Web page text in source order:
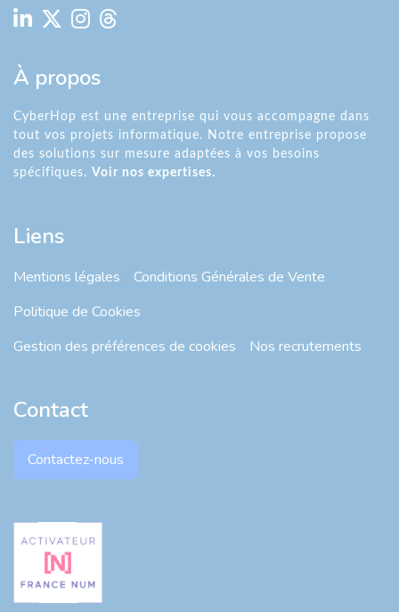
À propos
CyberHop est une entreprise qui vous accompagne dans
tout vos projets informatique. Notre entreprise propose
des solutions sur mesure adaptées à vos besoins
spécifiques. Voir nos expertises.
Liens
Mentions légales
Conditions Générales de Vente
Politique de Cookies
Gestion des préférences de cookies
Nos recrutements
Contact
Contactez-nous